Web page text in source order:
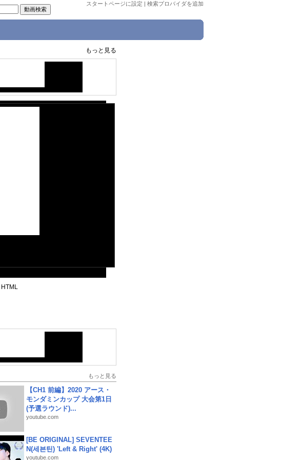
スタートページに設定 | 検索プロバイダを追加
もっと見る
HTML
もっと見る
【CH1 前編】2020 アース・
モンダミンカップ 大会第1日
(予選ラウンド)...
youtube.com
[BE ORIGINAL] SEVENTEE
N(세븐틴) 'Left & Right' (4K)
youtube.com